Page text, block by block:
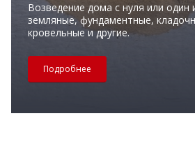
Возведение дома с нуля или один
земляные, фундаментные,
кровельные и другие.
Подробнее